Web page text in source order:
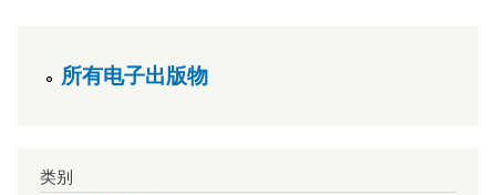
所有电子出版物
类别